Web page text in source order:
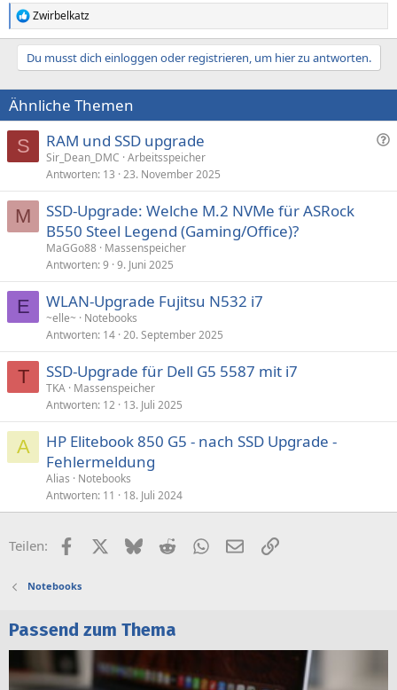
R
e
a
i
o
n
e
n
:
Zwirbelkatz
Du musst dich einloggen oder registrieren, um hier zu antworten.
Ähnliche Themen
S
F
g
RAM und SSD upgrade
Sir_Dean_DMC Arbeitsspeicher
Antworten 13 23. November 2025
M
SSD-Upgrade: Welche M.2 NVMe für ASRock
B550 Steel Legend (Gaming/Office)?
MaGGo88 Massenspeicher
Antworten 9 9. Juni 2025
E WLAN-Upgrade Fujitsu N532 i7
~elle~ Notebooks
Antworten 14 20. September 2025
T SSD-Upgrade für Dell G5 5587 mit i7
TKA Massenspeicher
Antworten 12 13. Juli 2025
A
HP Elitebook 850 G5 - nach SSD Upgrade -
Fehlermeldung
Alias
Notebooks
Antworten 11 18. Juli 2024
Teilen: FacebookX (Twitter)
BlueskyRedditWhatsApp
E-MailLink
Notebooks
Passend zum Thema